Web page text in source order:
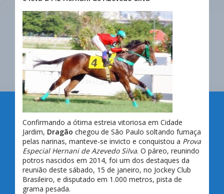
Confirmando a ótima estreia vitoriosa em Cidade
Jardim, Dragão chegou de São Paulo soltando fumaça
pelas narinas, manteve-se invicto e conquistou a Prova
Especial Hernani de Azevedo Silva. O páreo, reunindo
potros nascidos em 2014, foi um dos destaques da
reunião deste sábado, 15 de janeiro, no Jockey Club
Brasileiro, e disputado em 1.000 metros, pista de
grama pesada.